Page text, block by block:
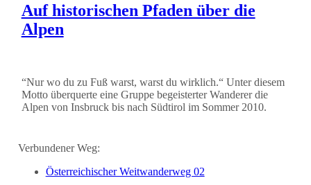
Auf historischen Pfaden über die
Alpen
“Nur wo du zu Fuß warst, warst du wirklich.“ Unter diesem
Motto überquerte eine Gruppe begeisterter Wanderer die
Alpen von Insbruck bis nach Südtirol im Sommer 2010.
Verbundener Weg:
Österreichischer Weitwanderweg 02